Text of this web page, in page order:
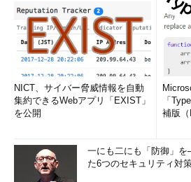
NICT、サイバー脅威情報を自動
集約できるWebアプリ「EXIST」
を公開
「
補版（
一にも二にも「防御」
た6つのセキュリティ対